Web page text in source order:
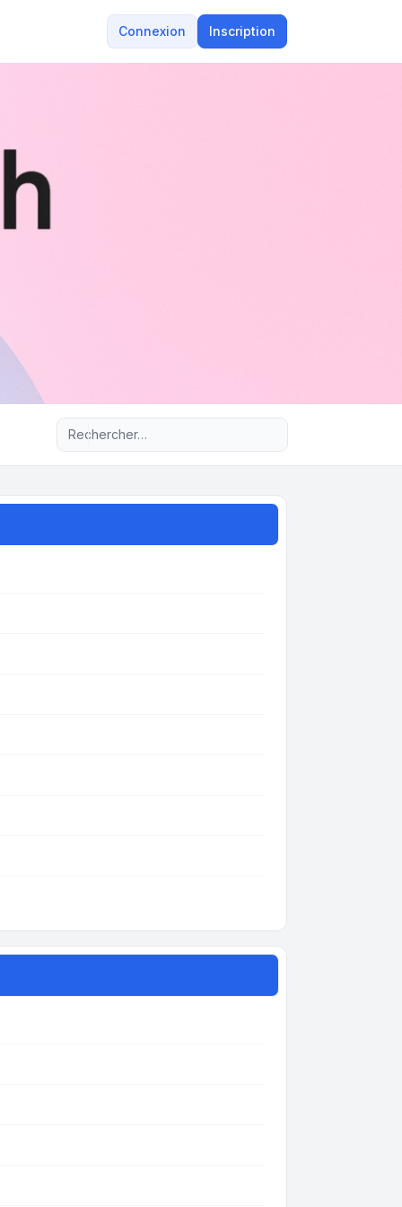
Connexion Inscription
Recherche avancée